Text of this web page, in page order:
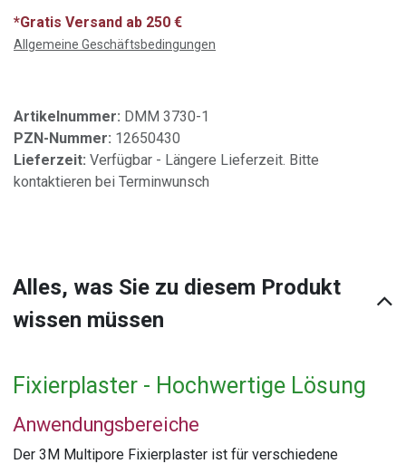
*Gratis Versand ab 250 €
Allgemeine Geschäftsbedingungen
Artikelnummer: DMM 3730-1
PZN-Nummer: 12650430
Lieferzeit: Verfügbar - Längere Lieferzeit. Bitte
kontaktieren bei Terminwunsch
Alles, was Sie zu diesem Produkt
wissen müssen
Fixierplaster - Hochwertige Lösung
Anwendungsbereiche
Der 3M Multipore Fixierplaster ist für verschiedene